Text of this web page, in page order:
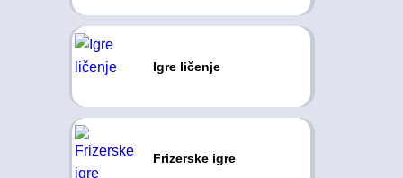
Igre ličenje
Frizerske igre